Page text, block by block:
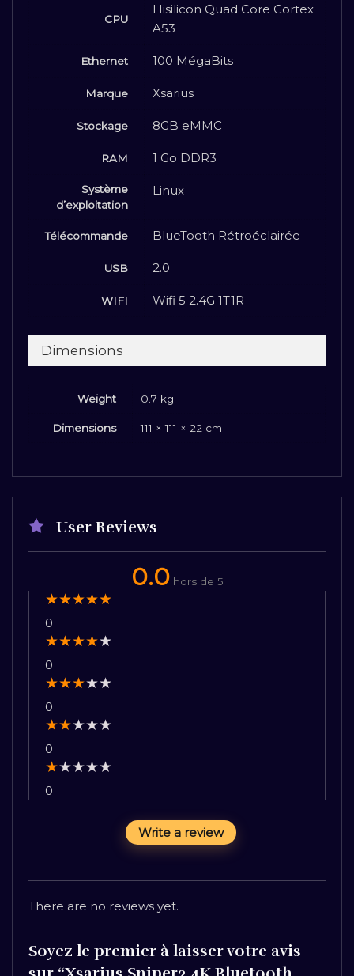
CPU
Hisilicon Quad Core Cortex
A53
Ethernet 100 MégaBits
Marque Xsarius
Stockage 8GB eMMC
RAM 1 Go DDR3
Système
d’exploitation
Linux
Télécommande BlueTooth Rétroéclairée
USB 2.0
WIFI Wifi 5 2.4G 1T1R
Dimensions
Weight 0.7 kg
Dimensions 111 × 111 × 22 cm
User Reviews
0.0 hors de 5
★★★★★
0
★★★★★
0
★★★★★
0
★★★★★
0
★★★★★
0
Write a review
There are no reviews yet.
Soyez le premier à laisser votre avis